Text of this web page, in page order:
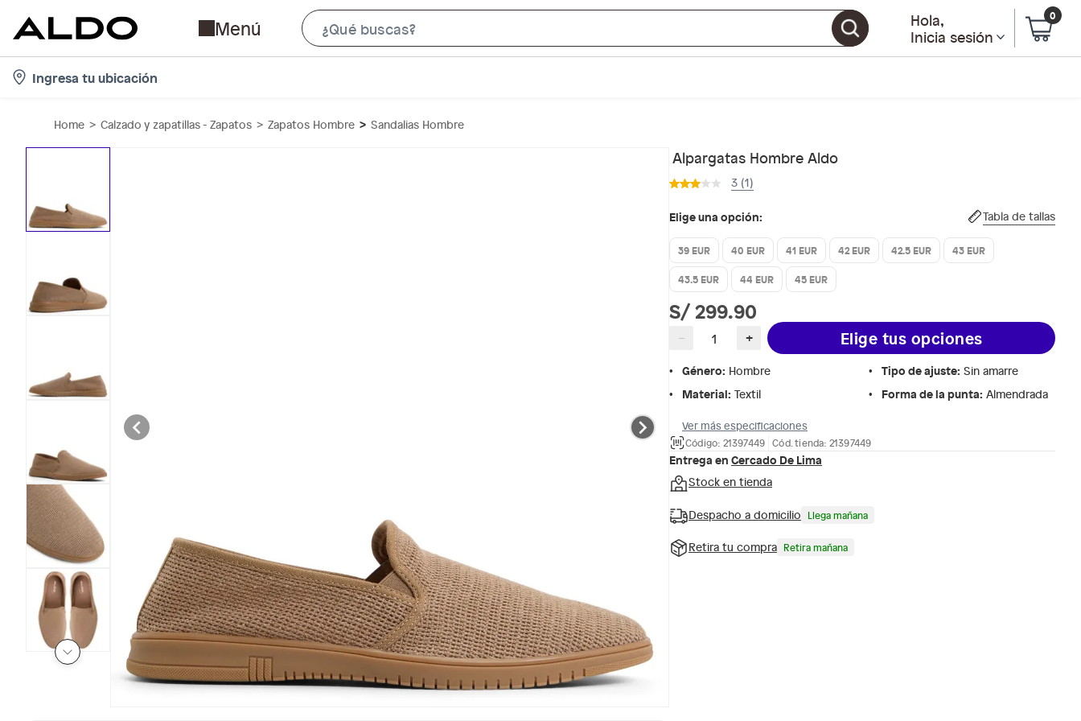
Menú
e
Hola,
Inicia sesión
0
Ingresa tu ubicación
Home Calzado y zapatillas - Zapatos Zapatos Hombre Sandalias Hombre
Alpargatas Hombre Aldo
3 (1)
Elige una opción: Tabla de tallas
39 EUR 40 EUR 41 EUR 42 EUR 42.5 EUR
43 EUR
43.5 EUR
44 EUR 45 EUR
S/ 299.90
− + Elige tus opciones
Género: Hombre Tipo de ajuste: Sin amarre
Material: Textil Forma de la punta: Almendrada
Ver más especificaciones
Código: 21397449 Cód. tienda: 21397449
Entrega en Cercado De Lima
Stock en tienda
Despacho a domicilio Llega mañana
Retira tu compra Retira mañana